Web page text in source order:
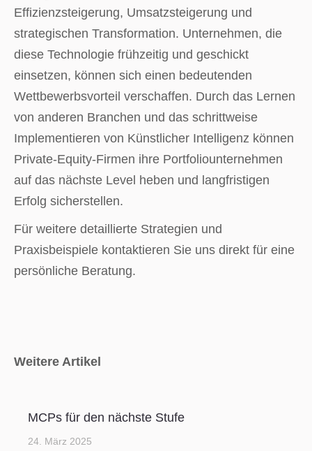
Effizienzsteigerung, Umsatzsteigerung und
strategischen Transformation. Unternehmen, die
diese Technologie frühzeitig und geschickt
einsetzen, können sich einen bedeutenden
Wettbewerbsvorteil verschaffen. Durch das Lernen
von anderen Branchen und das schrittweise
Implementieren von Künstlicher Intelligenz können
Private-Equity-Firmen ihre Portfoliounternehmen
auf das nächste Level heben und langfristigen
Erfolg sicherstellen.
Für weitere detaillierte Strategien und
Praxisbeispiele kontaktieren Sie uns direkt für eine
persönliche Beratung.
Weitere Artikel
MCPs für den nächste Stufe
24. März 2025